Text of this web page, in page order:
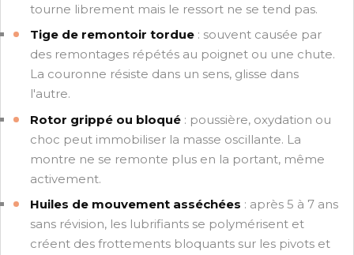
tourne librement mais le ressort ne se tend pas.
Tige de remontoir tordue : souvent causée par
des remontages répétés au poignet ou une chute.
La couronne résiste dans un sens, glisse dans
l'autre.
Rotor grippé ou bloqué : poussière, oxydation ou
choc peut immobiliser la masse oscillante. La
montre ne se remonte plus en la portant, même
activement.
Huiles de mouvement asséchées : après 5 à 7 ans
sans révision, les lubrifiants se polymérisent et
créent des frottements bloquants sur les pivots et